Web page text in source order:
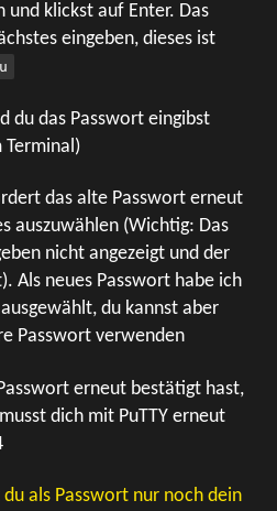
und klickst auf Enter. Das
eingeben, dieses ist
du das Passwort eingibst
Terminal)
das alte Passwort erneut
auszuwählen (Wichtig: Das
nicht angezeigt und der
Als neues Passwort habe ich
ausgewählt, du kannst aber
Passwort verwenden
erneut bestätigt hast,
dich mit PuTTY erneut
als Passwort nur noch dein